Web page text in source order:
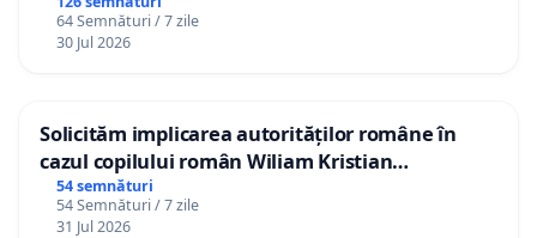
64 Semnături / 7 zile
30 Jul 2026
Solicităm implicarea autorităților române în
cazul copilului român Wiliam Kristian
Gheorghe, aflat în plasament în Danemarca de
12 ani
54 semnături
54 Semnături / 7 zile
31 Jul 2026